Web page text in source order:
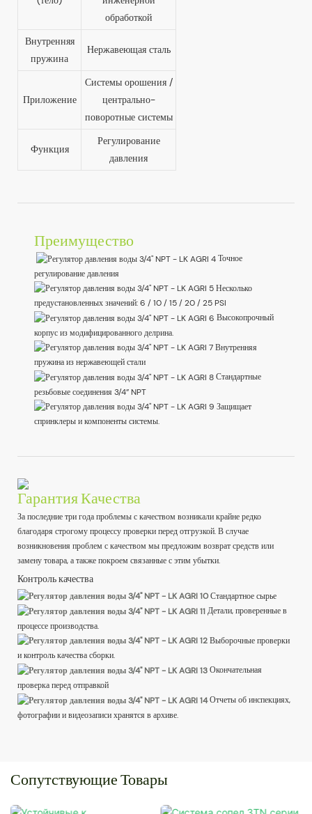
обработкой
Внутренняя
пружина
Нержавеющая сталь
Приложение
Системы орошения /
центрально-
поворотные системы
Функция
Регулирование
давления
Преимущество
Точное
регулирование давления
Несколько
предустановленных значений: 6 / 10 / 15 / 20 / 25 PSI
Высокопрочный
корпус из модифицированного делрина.
Внутренняя
пружина из нержавеющей стали
Стандартные
резьбовые соединения 3/4” NPT
Защищает
спринклеры и компоненты системы.
Гарантия Качества
За последние три года проблемы с качеством возникали крайне редко
благодаря строгому процессу проверки перед отгрузкой. В случае
возникновения проблем с качеством мы предложим возврат средств или
замену товара, а также покроем связанные с этим убытки.
Контроль качества
Стандартное сырье
Детали, проверенные в
процессе производства.
Выборочные проверки
и контроль качества сборки.
Окончательная
проверка перед отправкой
Отчеты об инспекциях,
фотографии и видеозаписи хранятся в архиве.
Сопутствующие Товары